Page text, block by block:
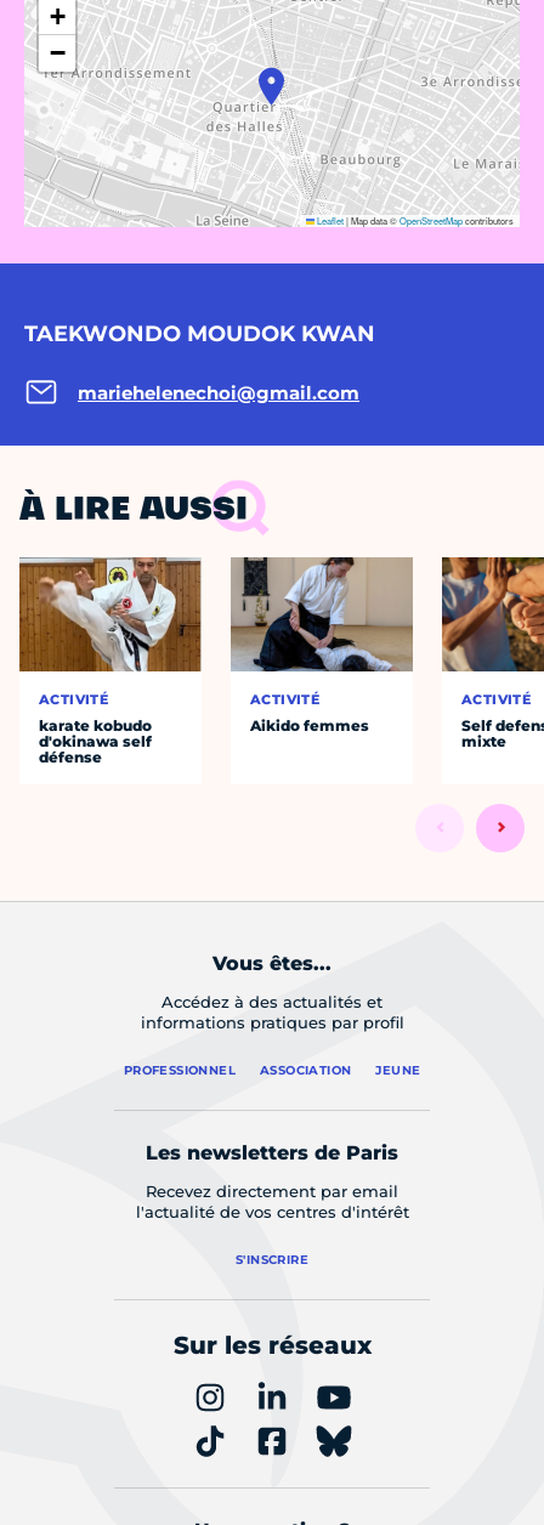
+
−
Leaflet|Map data ©OpenStreetMapcontributors
TAEKWONDO MOUDOK KWAN
mariehelenechoi@gmail.com
À LIRE AUSSI
ACTIVITÉ
karate kobudo
d'okinawa self
défense
ACTIVITÉ
Aikido femmes
ACTIVITÉ
Self
mixte
Vous êtes...
Accédez à des actualités et
informations pratiques par profil
PROFESSIONNEL ASSOCIATION JEUNE
Les newsletters de Paris
Recevez directement par email
l'actualité de vos centres d'intérêt
S'INSCRIRE
Sur les réseaux